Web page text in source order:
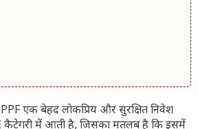
PPF एक बेहद लोकप्रिय और सुरक्षित निवेश
कैटेगरी में आती है, जिसका मतलब है कि इसमें